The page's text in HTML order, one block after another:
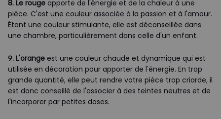
8. Le rouge apporte de l'énergie et de la chaleur à une
pièce. C'est une couleur associée à la passion et à l'amour.
Étant une couleur stimulante, elle est déconseillée dans
une chambre, particulièrement dans celle d'un enfant.
9. L'orange est une couleur chaude et dynamique qui est
utilisée en décoration pour apporter de l'énergie. En trop
grande quantité, elle peut rendre votre pièce trop criarde, il
est donc conseillé de l'associer à des teintes neutres et de
l'incorporer par petites doses.